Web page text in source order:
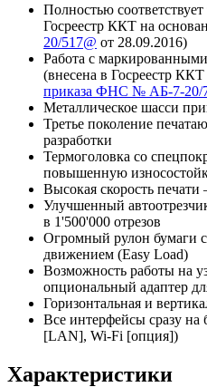
Полностью
Госреестр ККТ на
20/517@ от 28.09.2016)
Работа с
(внесена в Госреестр
приказа ФНС № АБ-7-20/
Металлическое шасси
Третье поколение
разработки
Термоголовка со
повышенную
Высокая скорость печати
Улучшенный
в 1'500'000 отрезов
Огромный рулон бумаги
движением (Easy Load)
Возможность работы на
опциональный адаптер
Горизонтальная и
Все интерфейсы сразу на
[LAN], Wi-Fi [опция])
Характеристики